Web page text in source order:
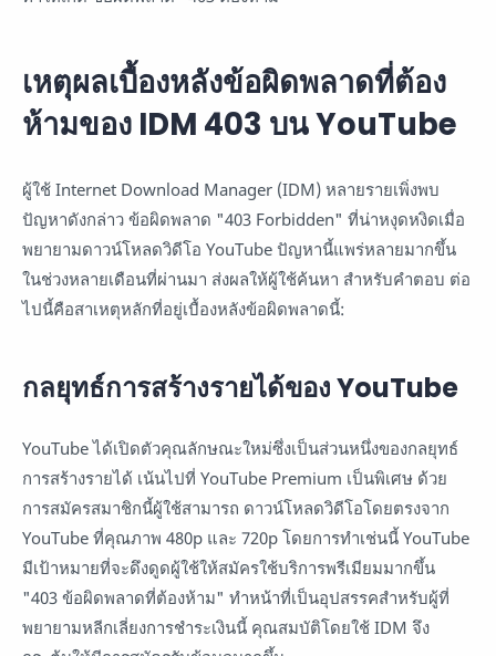
เหตุผลเบื้องหลังข้อผิดพลาดที่ต้อง
ห้ามของ IDM 403 บน YouTube
ผู้ใช้ Internet Download Manager (IDM) หลายรายเพิ่งพบ
ปัญหาดังกล่าว ข้อผิดพลาด "403 Forbidden" ที่น่าหงุดหงิดเมื่อ
พยายามดาวน์โหลดวิดีโอ YouTube ปัญหานี้แพร่หลายมากขึ้น
ในช่วงหลายเดือนที่ผ่านมา ส่งผลให้ผู้ใช้ค้นหา สำหรับคำตอบ ต่อ
ไปนี้คือสาเหตุหลักที่อยู่เบื้องหลังข้อผิดพลาดนี้:
กลยุทธ์การสร้างรายได้ของ YouTube
YouTube ได้เปิดตัวคุณลักษณะใหม่ซึ่งเป็นส่วนหนึ่งของกลยุทธ์
การสร้างรายได้ เน้นไปที่ YouTube Premium เป็นพิเศษ ด้วย
การสมัครสมาชิกนี้ผู้ใช้สามารถ ดาวน์โหลดวิดีโอโดยตรงจาก
YouTube ที่คุณภาพ 480p และ 720p โดยการทำเช่นนี้ YouTube
มีเป้าหมายที่จะดึงดูดผู้ใช้ให้สมัครใช้บริการพรีเมียมมากขึ้น
"403 ข้อผิดพลาดที่ต้องห้าม" ทำหน้าที่เป็นอุปสรรคสำหรับผู้ที่
พยายามหลีกเลี่ยงการชำระเงินนี้ คุณสมบัติโดยใช้ IDM จึง